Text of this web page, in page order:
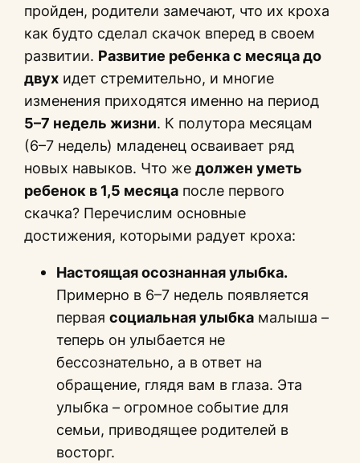
пройден, родители замечают, что их кроха
как будто сделал скачок вперед в своем
развитии. Развитие ребенка с месяца до
двух идет стремительно, и многие
изменения приходятся именно на период
5–7 недель жизни. К полутора месяцам
(6–7 недель) младенец осваивает ряд
новых навыков. Что жедолжен уметь
ребенок в 1,5 месяца после первого
скачка? Перечислим основные
достижения, которыми радует кроха:
Настоящая осознанная улыбка.
Примерно в 6–7 недель появляется
перваясоциальная улыбка малыша –
теперь он улыбается не
бессознательно, а в ответ на
обращение, глядя вам в глаза. Эта
улыбка – огромное событие для
семьи, приводящее родителей в
восторг.